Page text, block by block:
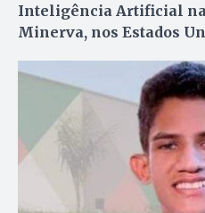
Inteligência Artificial
Minerva, nos Estados